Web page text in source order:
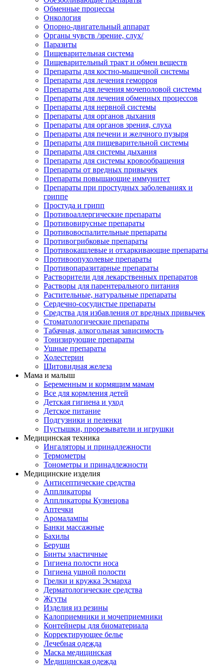
Обменные процессы
Онкология
Опорно-двигательный аппарат
Органы чувств /зрение, слух/
Паразиты
Пищеварительная система
Пищеварительный тракт и обмен веществ
Препараты для костно-мышечной системы
Препараты для лечения геморроя
Препараты для лечения мочеполовой системы
Препараты для лечения обменных процессов
Препараты для нервной системы
Препараты для органов дыхания
Препараты для органов зрения, слуха
Препараты для печени и желчного пузыря
Препараты для пищеварительной системы
Препараты для системы дыхания
Препараты для системы кровообращения
Препараты от вредных привычек
Препараты повышающие иммунитет
Препараты при простудных заболеваниях и
гриппе
Простуда и грипп
Противоаллергические препараты
Противовирусные препараты
Противовоспалительные препараты
Противогрибковые препараты
Противокашлевые и отхаркивающие препараты
Противоопухолевые препараты
Противопаразитарные препараты
Растворители для лекарственных препаратов
Растворы для парентерального питания
Растительные, натуральные препараты
Сердечно-сосудистые препараты
Средства для избавления от вредных привычек
Стоматологические препараты
Табачная, алкогольная зависимость
Тонизирующие препараты
Ушные препараты
Холестерин
Щитовидная железа
Мама и малыш
Беременным и кормящим мамам
Все для кормления детей
Детская гигиена и уход
Детское питание
Подгузники и пеленки
Пустышки, прорезыватели и игрушки
Медицинская техника
Ингаляторы и принадлежности
Термометры
Тонометры и принадлежности
Медицинские изделия
Антисептические средства
Аппликаторы
Аппликаторы Кузнецова
Аптечки
Аромалампы
Банки массажные
Бахилы
Беруши
Бинты эластичные
Гигиена полости носа
Гигиена ушной полости
Грелки и кружка Эсмарха
Дерматологические средства
Жгуты
Изделия из резины
Калоприемники и мочеприемники
Контейнеры для биоматериала
Корректирующее белье
Лечебная одежда
Маска медицинская
Медицинская одежда